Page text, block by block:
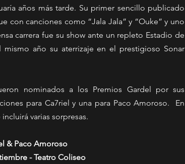
años más tarde. Su primer sencillo publicado
con canciones como “Jala Jala” y “Ouke” y uno
carrera fue su show ante un repleto Estadio de
año su aterrizaje en el prestigioso Sonar
nominados a los Premios Gardel por sus
para Ca7riel y una para Paco Amoroso.  En
varias sorpresas.
& Paco Amoroso
- Teatro Coliseo